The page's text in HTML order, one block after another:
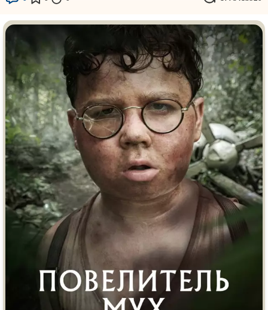
Индийское кино
Киберпанк Коллекция
Комикс Маги и Волшебники
Наркотики Новогодние
Основанное нареальных
событиях
Параллельные миры
ПереводГоблина ПереводКубик в Кубе
ПереводКураж-Бамбей Пеплум
Подростковая жестокость Постапокалипсис
Призраки Про акул
Про апокалипсис Про богатых
Про богов Про вампиров
Про ведьм Про викингов
Про выживание Про гангстеров